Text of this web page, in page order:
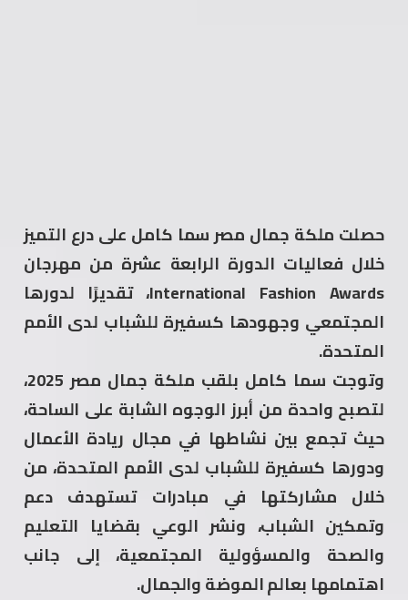
حصلت ملكة جمال مصر سما كامل على درع التميز
خلال فعاليات الدورة الرابعة عشرة من مهرجان
International Fashion Awards، تقديرًا لدورها
المجتمعي وجهودها كسفيرة للشباب لدى الأمم
المتحدة.
وتوجت سما كامل بلقب ملكة جمال مصر 2025،
لتصبح واحدة من أبرز الوجوه الشابة على الساحة،
حيث تجمع بين نشاطها في مجال ريادة الأعمال
ودورها كسفيرة للشباب لدى الأمم المتحدة، من
خلال مشاركتها في مبادرات تستهدف دعم
وتمكين الشباب، ونشر الوعي بقضايا التعليم
والصحة والمسؤولية المجتمعية، إلى جانب
اهتمامها بعالم الموضة والجمال.